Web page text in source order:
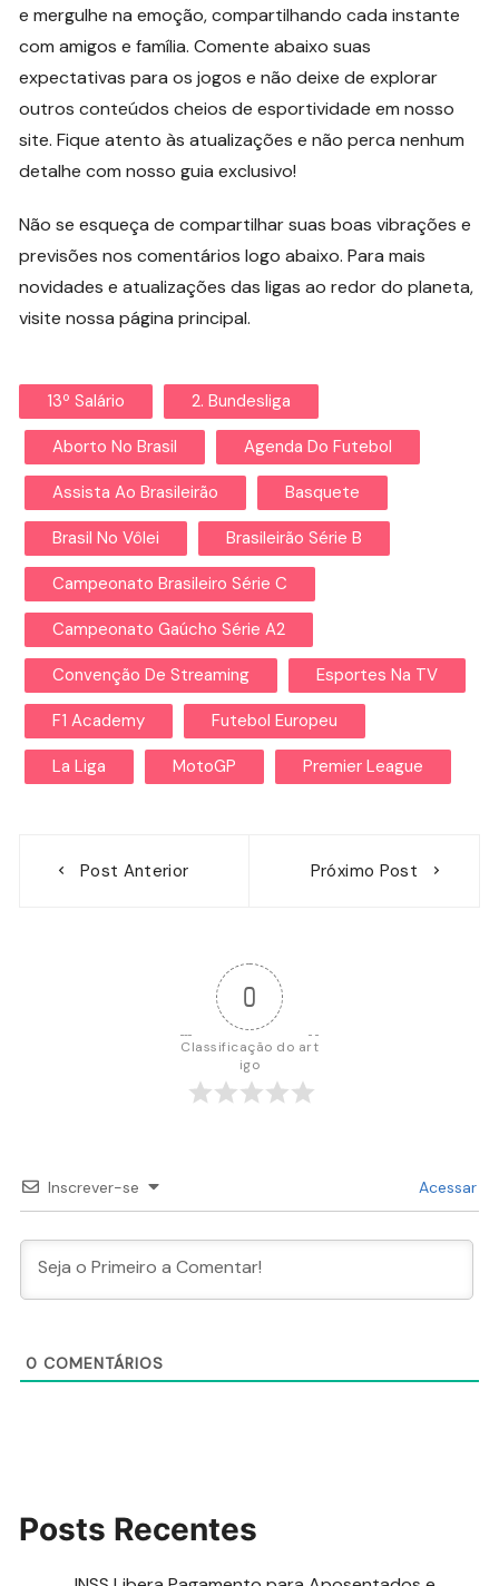
e mergulhe na emoção, compartilhando cada instante
com amigos e família. Comente abaixo suas
expectativas para os jogos e não deixe de explorar
outros conteúdos cheios de esportividade em nosso
site. Fique atento às atualizações e não perca nenhum
detalhe com nosso guia exclusivo!
Não se esqueça de compartilhar suas boas vibrações e
previsões nos comentários logo abaixo. Para mais
novidades e atualizações das ligas ao redor do planeta,
visite nossa página principal.
13º Salário 2. Bundesliga
Aborto No Brasil Agenda Do Futebol
Assista Ao Brasileirão Basquete
Brasil No Vôlei Brasileirão Série B
Campeonato Brasileiro Série C
Campeonato Gaúcho Série A2
Convenção De Streaming Esportes Na TV
F1 Academy Futebol Europeu
La Liga MotoGP Premier League
Post Anterior Próximo Post
0
Classificação do art
igo
Inscrever-se Acessar
0 COMENTÁRIOS
Posts Recentes